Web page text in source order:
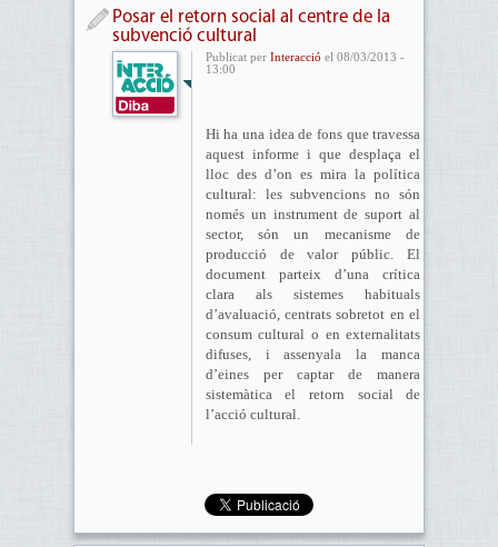
Posar el retorn social al centre de la
subvenció cultural
Publicat per Interacció el 08/03/2013 -
13:00
Hi ha una idea de fons que travessa
aquest informe i que desplaça el
lloc des d’on es mira la política
cultural: les subvencions no són
només un instrument de suport al
sector, són un mecanisme de
producció de valor públic. El
document parteix d’una crítica
clara als sistemes habituals
d’avaluació, centrats sobretot en el
consum cultural o en externalitats
difuses, i assenyala la manca
d’eines per captar de manera
sistemàtica el retorn social de
l’acció cultural.